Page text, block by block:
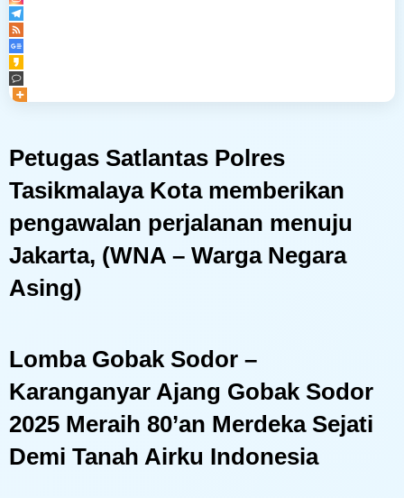
Navigasi
pos
Petugas Satlantas Polres
Tasikmalaya Kota memberikan
pengawalan perjalanan menuju
Jakarta, (WNA – Warga Negara
Asing)
Lomba Gobak Sodor –
Karanganyar Ajang Gobak Sodor
2025 Meraih 80’an Merdeka Sejati
Demi Tanah Airku Indonesia